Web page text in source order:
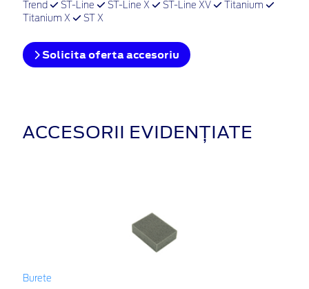
Trend
ST-Line ST-Line X ST-Line XV
Titanium
Titanium X
ST X
Solicita oferta accesoriu
ACCESORII EVIDENȚIATE
Burete